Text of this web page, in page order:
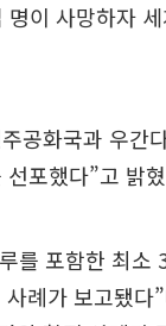
이 사망하자
공화국과 우간
선포했다”고 밝
를 포함한 최소
례가 보고됐다